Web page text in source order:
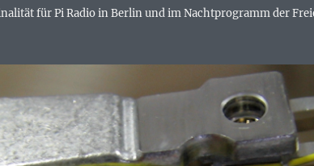
für Pi Radio in Berlin und im Nachtprogramm der